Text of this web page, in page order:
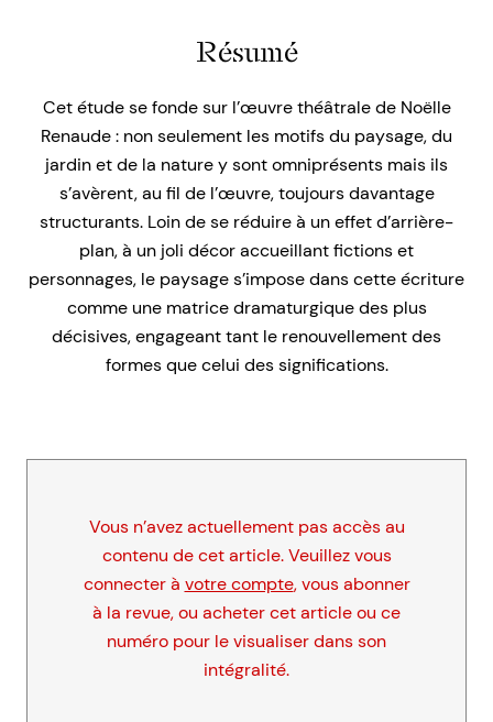
Résumé
Cet étude se fonde sur l’œuvre théâtrale de Noëlle
Renaude : non seulement les motifs du paysage, du
jardin et de la nature y sont omniprésents mais ils
s’avèrent, au fil de l’œuvre, toujours davantage
structurants. Loin de se réduire à un effet d’arrière-
plan, à un joli décor accueillant fictions et
personnages, le paysage s’impose dans cette écriture
comme une matrice dramaturgique des plus
décisives, engageant tant le renouvellement des
formes que celui des significations.
Vous n’avez actuellement pas accès au
contenu de cet article. Veuillez vous
connecter à votre compte, vous abonner
à la revue, ou acheter cet article ou ce
numéro pour le visualiser dans son
intégralité.